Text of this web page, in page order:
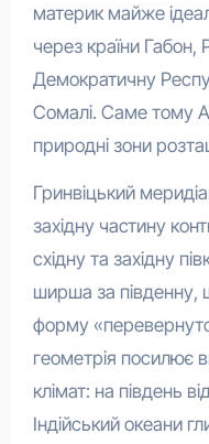
материк майже
через країни Габон,
Демократичну
Сомалі. Саме тому
природні зони
Гринвіцький
західну частину
східну та західну
ширша за південну,
форму
геометрія посилює
клімат: на південь
Індійський океани